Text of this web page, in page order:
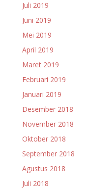
Juli 2019
Juni 2019
Mei 2019
April 2019
Maret 2019
Februari 2019
Januari 2019
Desember 2018
November 2018
Oktober 2018
September 2018
Agustus 2018
Juli 2018